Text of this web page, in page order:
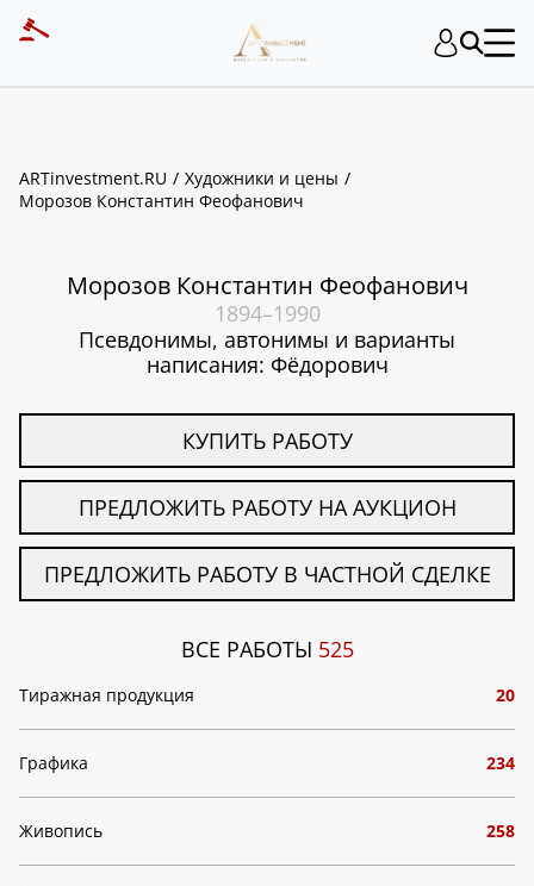
ARTinvestment.RU
Художники и цены
Морозов Константин Феофанович
Морозов Константин Феофанович
1894–1990
Псевдонимы, автонимы и варианты
написания: Фёдорович
КУПИТЬ РАБОТУ
ПРЕДЛОЖИТЬ РАБОТУ НА АУКЦИОН
ПРЕДЛОЖИТЬ РАБОТУ В ЧАСТНОЙ СДЕЛКЕ
ВСЕ РАБОТЫ 525
Тиражная продукция 20
Графика 234
Живопись 258